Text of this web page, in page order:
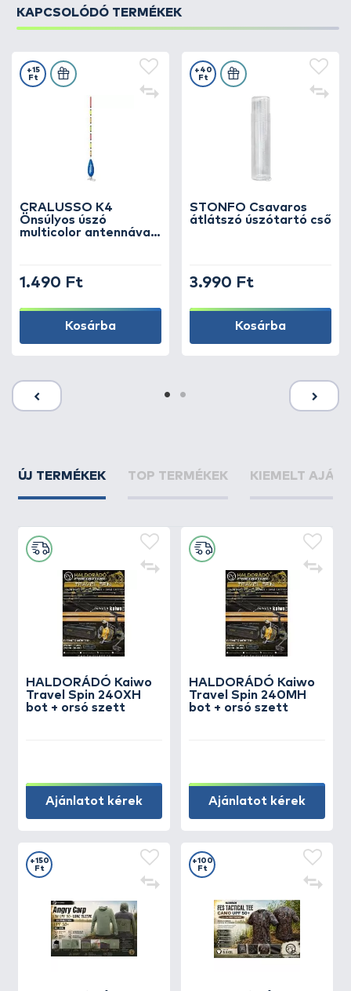
KAPCSOLÓDÓ TERMÉKEK
CRALUSSO K4
Önsúlyos úszó
multicolor antennával
+15
Ft
1.490 Ft
Kosárba
STONFO Csavaros
átlátszó úszótartó cső
+40
Ft
3.990 Ft
Kosárba
ÚJ TERMÉKEK TOP TERMÉKEK KIEMELT
HALDORÁDÓ Kaiwo
Travel Spin 240XH
bot + orsó szett
Ajánlatot kérek
HALDORÁDÓ Kaiwo
Travel Spin 240MH
bot + orsó szett
Ajánlatot kérek
+150
Ft
+100
Ft